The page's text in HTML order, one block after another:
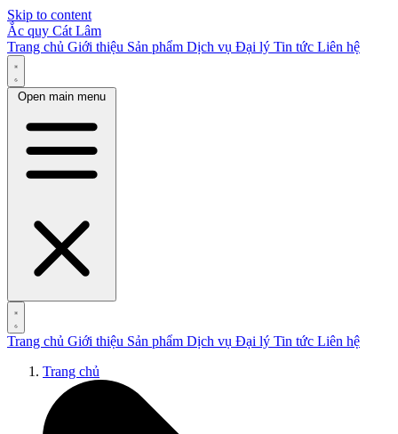
Skip to content
Ắc quy Cát Lâm
Trang chủ Giới thiệu Sản phẩm Dịch vụ Đại lý Tin tức Liên hệ
Open main menu
Trang chủ Giới thiệu Sản phẩm Dịch vụ Đại lý Tin tức Liên hệ
Trang chủ